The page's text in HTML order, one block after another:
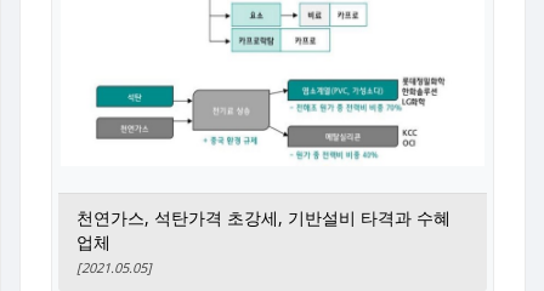
천연가스, 석탄가격 초강세, 기반설비 타격과 수혜
업체
[2021.05.05]